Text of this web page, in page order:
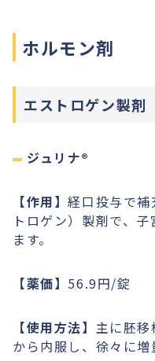
ホルモン剤
エストロゲン製剤
ジュリナ®︎
【作用】経口投与で
トロゲン）製剤で、
ます。
【薬価】 56.9円/錠
【使用方法】 主に胚移
から内服し、徐々に増